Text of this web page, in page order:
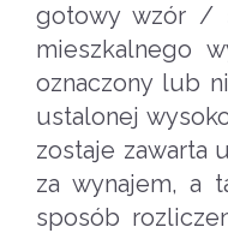
gotowy wzór /
mieszkalnego
oznaczony lub
ustalonej
zostaje zawarta
za wynajem, a
sposób